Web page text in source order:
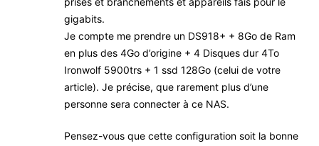
gigabits.
Je compte me prendre un DS918+ + 8Go de Ram
en plus des 4Go d’origine + 4 Disques dur 4To
Ironwolf 5900trs + 1 ssd 128Go (celui de votre
article). Je précise, que rarement plus d’une
personne sera connecter à ce NAS.
Pensez-vous que cette configuration soit la bonne